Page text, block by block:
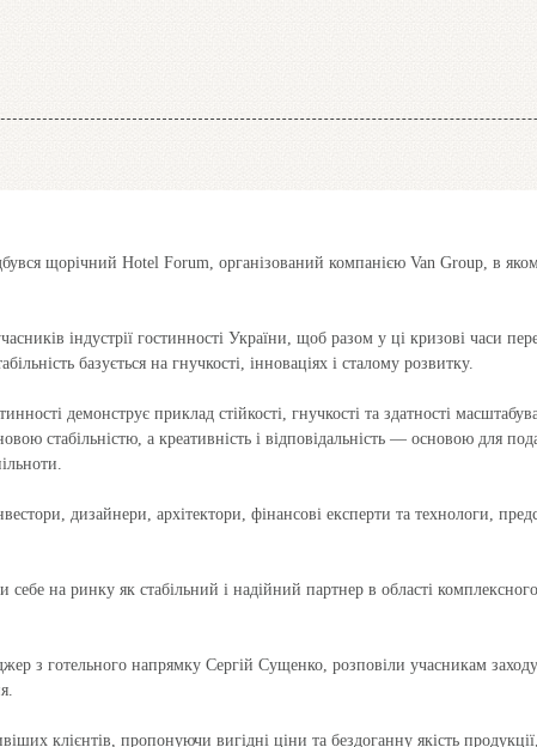
щорічний Hotel Forum, організований компанією Van Group, в
індустрії гостинності України, щоб разом у ці кризові часи
базується на гнучкості, інноваціях і сталому розвитку.
демонструє приклад стійкості, гнучкості та здатності
стабільністю, а креативність і відповідальність — основою для
дизайнери, архітектори, фінансові експерти та технологи,
на ринку як стабільний і надійний партнер в області комплексного
з готельного напрямку Сергій Сущенко, розповіли учасникам
клієнтів, пропонуючи вигідні ціни та бездоганну якість